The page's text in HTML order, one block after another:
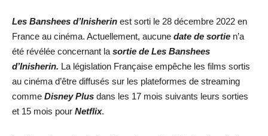
Les Banshees d’Inisherin est sorti le 28 décembre 2022 en
France au cinéma. Actuellement, aucune date de sortie n’a
été révélée concernant la sortie de Les Banshees
d’Inisherin. La législation Française empêche les films sortis
au cinéma d’être diffusés sur les plateformes de streaming
comme Disney Plus dans les 17 mois suivants leurs sorties
et 15 mois pour Netflix.